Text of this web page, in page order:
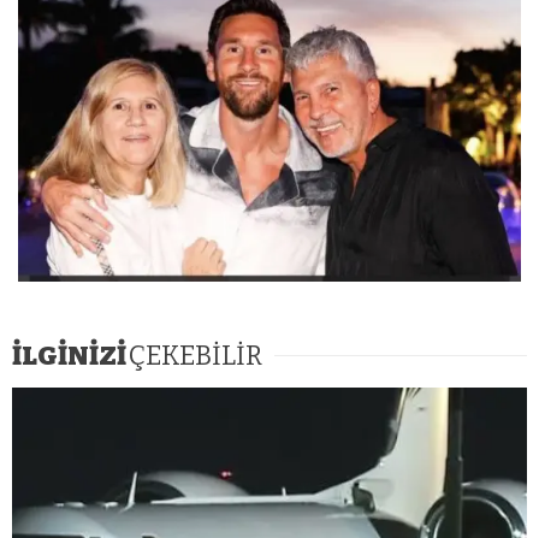
İLGİNİZİÇEKEBİLİR